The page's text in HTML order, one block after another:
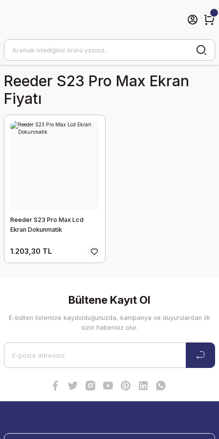
Reeder S23 Pro Max Ekran
Fiyatı
Reeder S23 Pro Max Lcd
Ekran Dokunmatik
1.203,30 TL
Bültene Kayıt Ol
E-bülten listemize kaydolduğunuzda, kampanya ve duyurulardan ilk
sizin haberiniz olur.